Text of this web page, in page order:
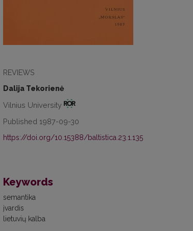
REVIEWS
Dalija Tekorienė
Vilnius University
Published 1987-09-30
https://doi.org/10.15388/baltistica.23.1.135
Keywords
semantika
įvardis
lietuvių kalba